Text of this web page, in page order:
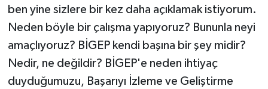
ben yine sizlere bir kez daha açıklamak istiyorum.
Neden böyle bir çalışma yapıyoruz? Bununla neyi
amaçlıyoruz? BİGEP kendi başına bir şey midir?
Nedir, ne değildir? BİGEP'e neden ihtiyaç
duyduğumuzu, Başarıyı İzleme ve Geliştirme